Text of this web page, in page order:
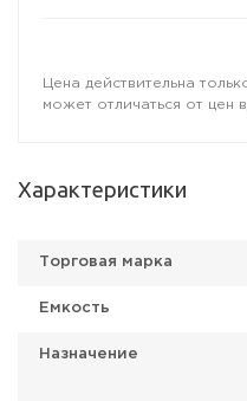
Цена действительна
может отличаться от цен
Характеристики
Торговая марка
Емкость
Назначение